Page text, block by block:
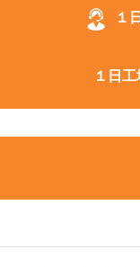
１
１日